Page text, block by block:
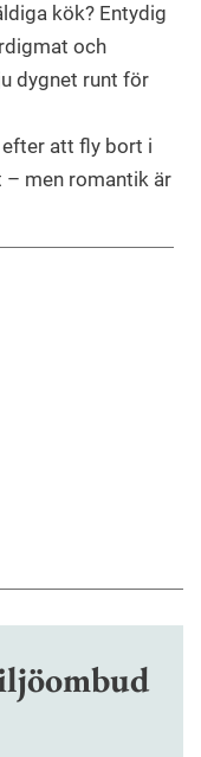
kök? Entydig
och
dygnet runt för
att fly bort i
– men romantik är